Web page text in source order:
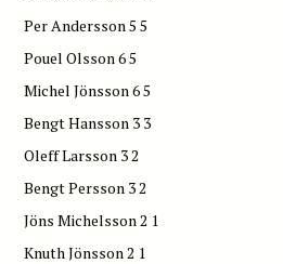
Per Andersson 5 5
Pouel Olsson 6 5
Michel Jönsson 6 5
Bengt Hansson 3 3
Oleff Larsson 3 2
Bengt Persson 3 2
Jöns Michelsson 2 1
Knuth Jönsson 2 1